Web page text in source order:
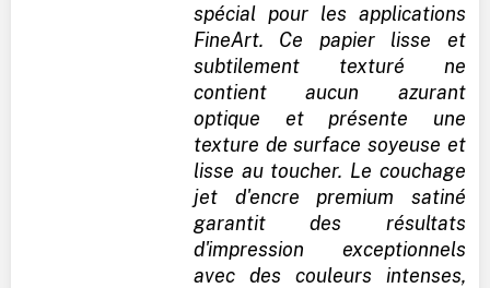
spécial pour les applications
FineArt. Ce papier lisse et
subtilement texturé ne
contient aucun azurant
optique et présente une
texture de surface soyeuse et
lisse au toucher. Le couchage
jet d'encre premium satiné
garantit des résultats
d'impression exceptionnels
avec des couleurs intenses,